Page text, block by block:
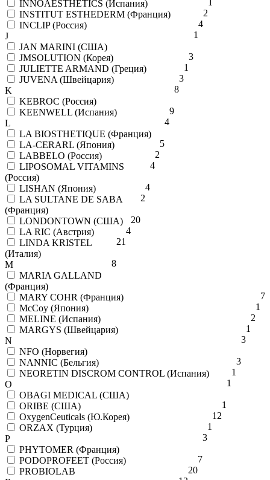
1
INNOAESTHETICS (Испания)
2
INSTITUT ESTHEDERM (Франция)
4
INCLIP (Россия)
1
J
JAN MARINI (США)
3
JMSOLUTION (Корея)
1
JULIETTE ARMAND (Греция)
3
JUVENA (Швейцария)
8
K
KEBROC (Россия)
9
KEENWELL (Испания)
4
L
LA BIOSTHETIQUE (Франция)
5
LA-CERARL (Япония)
2
LABBELO (Россия)
4
LIPOSOMAL VITAMINS
(Россия)
4
LISHAN (Япония)
2
LA SULTANE DE SABA
(Франция)
20
LONDONTOWN (США)
4
LA RIC (Австрия)
21
LINDA KRISTEL
(Италия)
8
M
MARIA GALLAND
(Франция)
7
MARY COHR (Франция)
1
McCoy (Япония)
2
MELINE (Испания)
1
MARGYS (Швейцария)
3
N
NFO (Норвегия)
3
NANNIC (Бельгия)
1
NEORETIN DISCROM CONTROL (Испания)
1
O
OBAGI MEDICAL (США)
1
ORIBE (США)
12
OxygenCeuticals (Ю.Корея)
1
ORZAX (Турция)
3
P
PHYTOMER (Франция)
7
PODOPROFEET (Россия)
20
PROBIOLAB